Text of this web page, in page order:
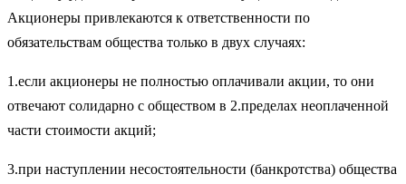
Акционеры привлекаются к ответ­ственности по
обязательствам общества только в двух случаях:
1.если акционеры не полностью оплачивали акции, то они
отвечают солидарно с обществом в 2.пределах неоплаченной
час­ти стоимости акций;
3.при наступлении несостоятельности (банкротства) обще­ства